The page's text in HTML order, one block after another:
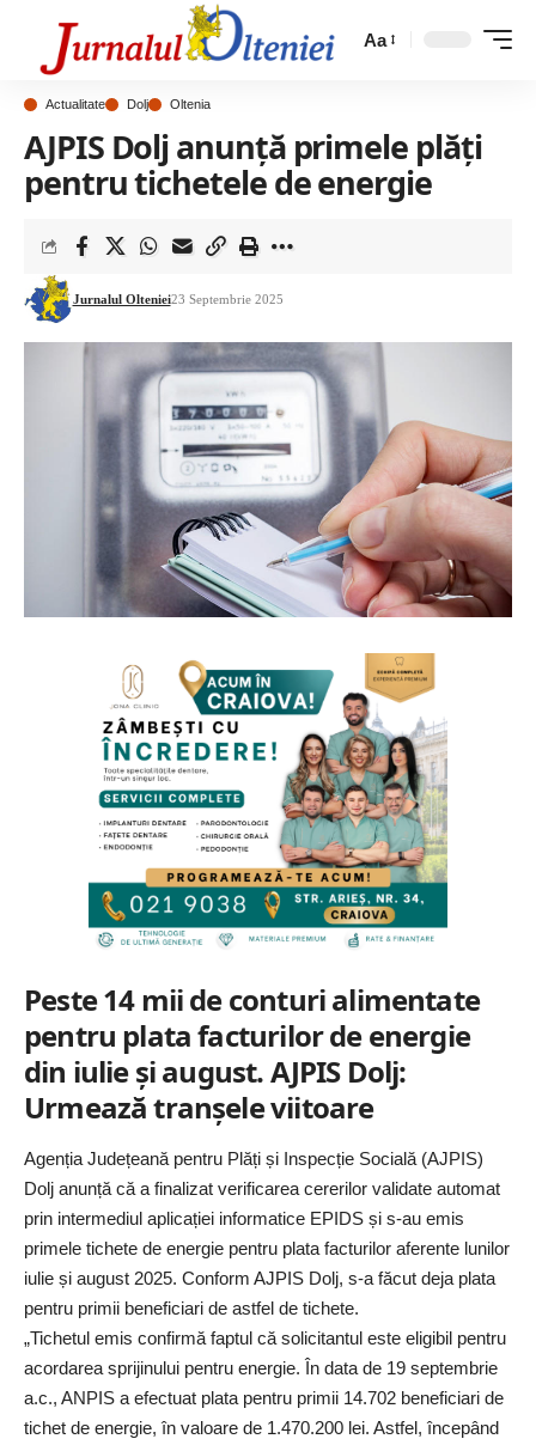
Aa
Actualitate Dolj Oltenia
AJPIS Dolj anunță primele plăți
pentru tichetele de energie
Jurnalul Olteniei23 Septembrie 2025
Peste 14 mii de conturi alimentate
pentru plata facturilor de energie
din iulie și august. AJPIS Dolj:
Urmează tranșele viitoare
Agenția Județeană pentru Plăți și Inspecție Socială (AJPIS)
Dolj anunță că a finalizat verificarea cererilor validate automat
prin intermediul aplicației informatice EPIDS și s-au emis
primele tichete de energie pentru plata facturilor aferente lunilor
iulie și august 2025. Conform AJPIS Dolj, s-a făcut deja plata
pentru primii beneficiari de astfel de tichete.
„Tichetul emis confirmă faptul că solicitantul este eligibil pentru
acordarea sprijinului pentru energie. În data de 19 septembrie
a.c., ANPIS a efectuat plata pentru primii 14.702 beneficiari de
tichet de energie, în valoare de 1.470.200 lei. Astfel, începând